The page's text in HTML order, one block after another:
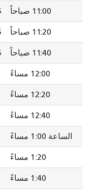
11:00 صباحاً
11:20 صباحاً
11:40 صباحاً
12:00 مساءً
12:20 مساءً
12:40 مساءً
الساعة 1:00 مساءً
1:20 مساءً
1:40 مساءً